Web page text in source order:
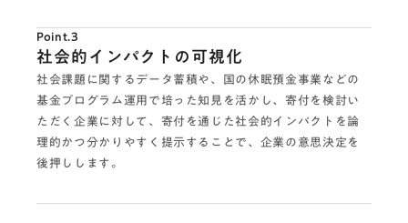
Point.3
社会的インパクトの可視化
社会課題に関するデータ蓄積や、国の休眠預金事業などの
基金プログラム運用で培った知見を活かし、寄付を検討い
ただく企業に対して、寄付を通じた社会的インパクトを論
理的かつ分かりやすく提示することで、企業の意思決定を
後押しします。